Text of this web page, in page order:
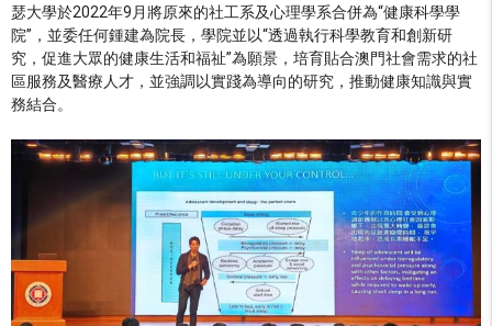
瑟大學於2022年9月將原來的社工系及心理學系合併為“健康科學學
院”，並委任何鍾建為院長，學院並以“透過執行科學教育和創新研
究，促進大眾的健康生活和福祉”為願景，培育貼合澳門社會需求的社
區服務及醫療人才，並強調以實踐為導向的研究，推動健康知識與實
務結合。